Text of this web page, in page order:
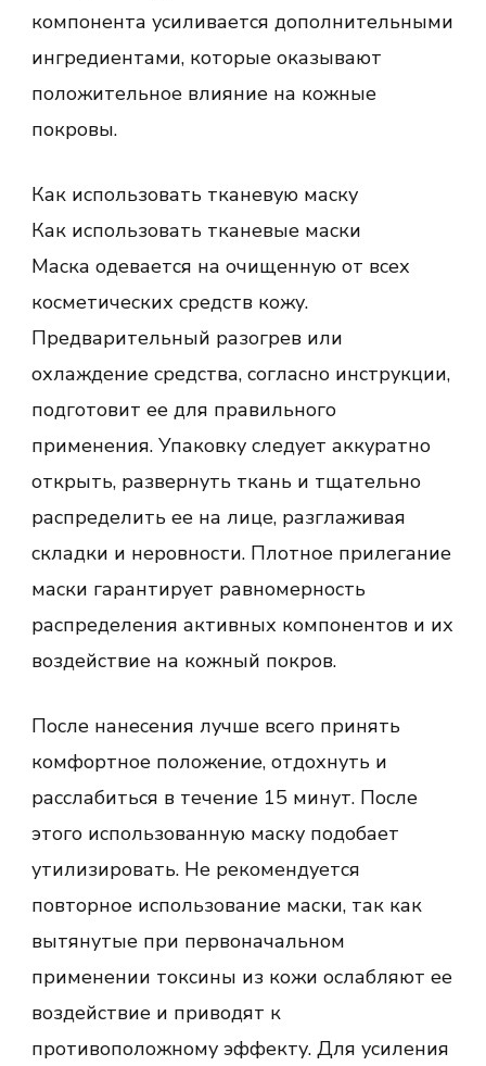
компонента усиливается дополнительными
ингредиентами, которые оказывают
положительное влияние на кожные
покровы.
Как использовать тканевую маску
Как использовать тканевые маски
Маска одевается на очищенную от всех
косметических средств кожу.
Предварительный разогрев или
охлаждение средства, согласно инструкции,
подготовит ее для правильного
применения. Упаковку следует аккуратно
открыть, развернуть ткань и тщательно
распределить ее на лице, разглаживая
складки и неровности. Плотное прилегание
маски гарантирует равномерность
распределения активных компонентов и их
воздействие на кожный покров.
После нанесения лучше всего принять
комфортное положение, отдохнуть и
расслабиться в течение 15 минут. После
этого использованную маску подобает
утилизировать. Не рекомендуется
повторное использование маски, так как
вытянутые при первоначальном
применении токсины из кожи ослабляют ее
воздействие и приводят к
противоположному эффекту. Для усиления